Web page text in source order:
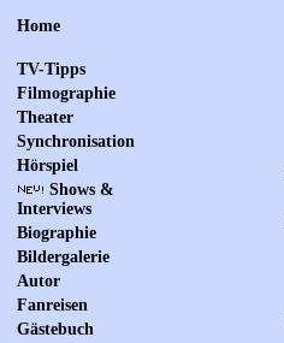
Home
TV-Tipps
Filmographie
Theater
Synchronisation
Hörspiel
Shows &
Interviews
Biographie
Bildergalerie
Autor
Fanreisen
Gästebuch